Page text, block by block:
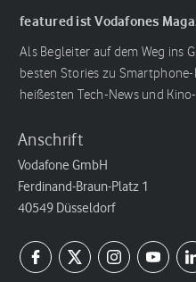
featured ist Vodafones
Als Begleiter auf dem Weg ins
besten Stories zu
heißesten Tech-News und
Anschrift
Vodafone GmbH
Ferdinand-Braun-Platz 1
40549 Düsseldorf